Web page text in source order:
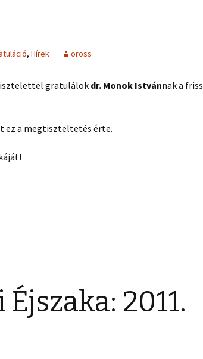
, Hírek oross
gratulálok dr. Monok Istvánnak a friss
ez a megtiszteltetés érte.
2011.